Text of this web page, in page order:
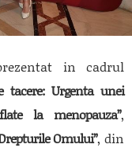
in cadrul
tacere: Urgenta unei
la menopauza”,
Omului”, din